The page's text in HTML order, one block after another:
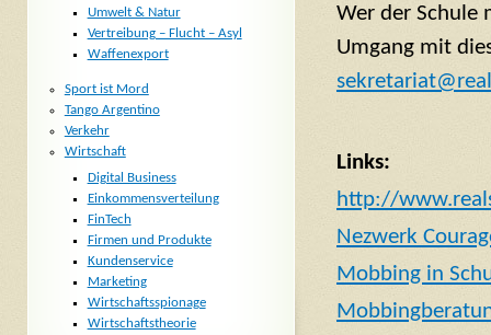
Wer der Schule
Umgang mit
Links:
http://
Nezwerk
Mobbing in
Umwelt & Natur
Vertreibung – Flucht – Asyl
Waffenexport
Sport ist Mord
Tango Argentino
Verkehr
Wirtschaft
Digital Business
Einkommensverteilung
FinTech
Firmen und Produkte
Kundenservice
Marketing
Wirtschaftsspionage
Wirtschaftstheorie